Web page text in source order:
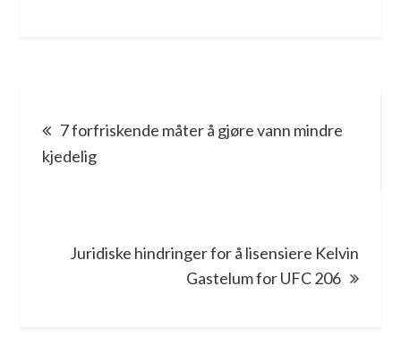
navigation
7 forfriskende måter å gjøre vann mindre
kjedelig
Juridiske hindringer for å lisensiere Kelvin
Gastelum for UFC 206